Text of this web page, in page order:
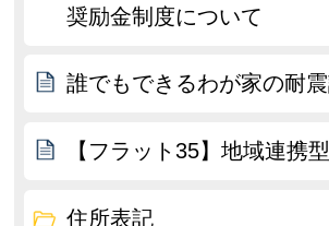
奨励金制度について
誰でもできるわが家の耐
【フラット35】地域連携
住所表記